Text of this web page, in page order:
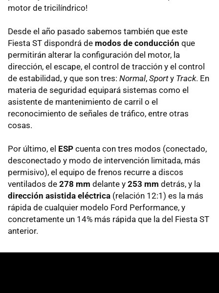
motor de tricilíndrico!
Desde el año pasado sabemos también que este
Fiesta ST dispondrá de modos de conducción que
permitirán alterar la configuración del motor, la
dirección, el escape, el control de tracción y el control
de estabilidad, y que son tres: Normal, Sporty Track. En
materia de seguridad equipará sistemas como el
asistente de mantenimiento de carril o el
reconocimiento de señales de tráfico, entre otras
cosas.
Por último, el ESP cuenta con tres modos (conectado,
desconectado y modo de intervención limitada, más
permisivo), el equipo de frenos recurre a discos
ventilados de 278 mm delante y 253 mm detrás, y la
dirección asistida eléctrica (relación 12:1) es la más
rápida de cualquier modelo Ford Performance, y
concretamente un 14% más rápida que la del Fiesta ST
anterior.